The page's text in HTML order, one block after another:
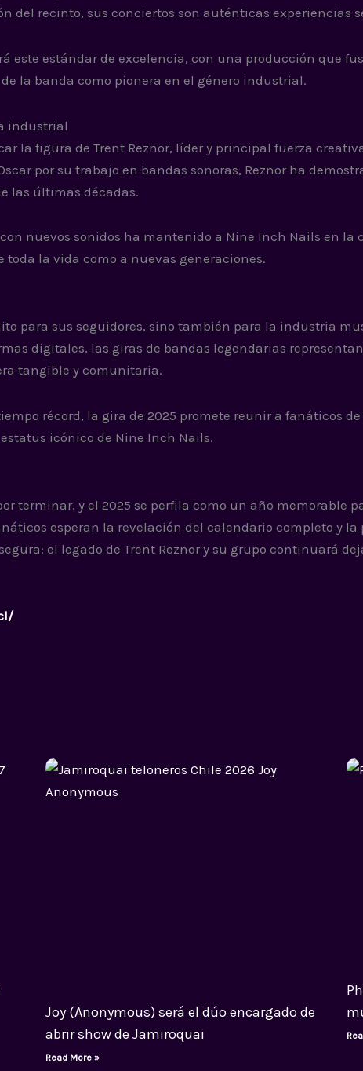
del recinto, sus conciertos son auténticas experiencias
este estándar de excelencia, con una producción que
la banda como pionera en el género industrial.
industrial
la figura de Trent Reznor, líder y principal fuerza
por su trabajo en bandas sonoras, Reznor ha
las últimas décadas.
nuevos sonidos ha mantenido a Nine Inch Nails en la
la vida como a nuevas generaciones.
para sus seguidores, sino también para la industria
digitales, las giras de bandas legendarias
tangible y comunitaria.
récord, la gira de 2025 promete reunir a fanáticos de
icónico de Nine Inch Nails.
terminar, y el 2025 se perfila como un año memorable
esperan la revelación del calendario completo y la
el legado de Trent Reznor y su grupo continuará
Joy (Anonymous) será el dúo encargado de
abrir show de Jamiroquai
Read More »